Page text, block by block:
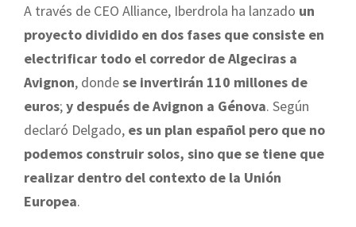
A través de CEO Alliance, Iberdrola ha lanzado un
proyecto dividido en dos fases que consiste en
electrificar todo el corredor de Algeciras a
Avignon, dondese invertirán 110 millones de
euros;y después de Avignon a Génova. Según
declaró Delgado, es un plan español pero que no
podemos construir solos, sino que se tiene que
realizar dentro del contexto de la Unión
Europea.